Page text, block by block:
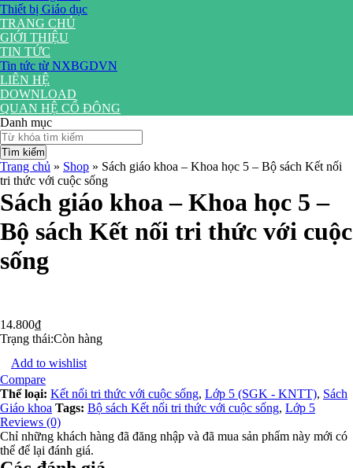
Thiết bị Giáo dục
TRANG CHỦ
GIỚI THIỆU
TIN TỨC
Tin tức từ NXBGDVN
LIÊN HỆ
DOWNLOAD
QUAN HỆ CỔ ĐÔNG
Danh mục
Tìm kiếm
Trang chủ » Shop » Sách giáo khoa – Khoa học 5 – Bộ sách Kết nối
tri thức với cuộc sống
Sách giáo khoa – Khoa học 5 –
Bộ sách Kết nối tri thức với cuộc
sống
14.800₫
Trạng thái:Còn hàng
Add to wishlist
Compare
Thể loại: Kết nối tri thức với cuộc sống, Lớp 5 (SGK - KNTT), Sách
Giáo khoa Tags: Bộ sách Kết nối tri thức với cuộc sống, Lớp 5
Reviews (0)
Chỉ những khách hàng đã đăng nhập và đã mua sản phẩm này mới có
thể để lại đánh giá.